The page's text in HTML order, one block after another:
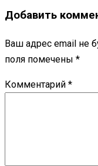
Добавить
Ваш адрес email не
поля помечены *
Комментарий *